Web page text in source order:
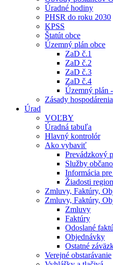
Úradné hodiny
PHSR do roku 2030
KPSS
Štatút obce
Územný plán obce
ZaD č.1
ZaD č.2
ZaD č.3
ZaD č.4
Územný plán
Zásady hospodárenia
Úrad
VOĽBY
Úradná tabuľa
Hlavný kontrolór
Ako vybaviť
Prevádzkový
Služby
Informácia
Žiadosti
Zmluvy, Faktúry,
Zmluvy, Faktúry,
Zmluvy
Faktúry
Odoslané
Objednávky
Ostatné
Verejné obstarávanie